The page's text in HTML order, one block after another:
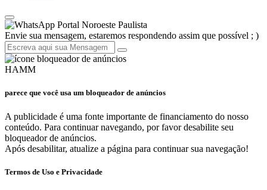
Portal Noroeste Paulista
Envie sua mensagem, estaremos respondendo assim que possível ; )
HAMM
parece que você usa um bloqueador de anúncios
A publicidade é uma fonte importante de financiamento do nosso
conteúdo. Para continuar navegando, por favor desabilite seu
bloqueador de anúncios.
Após desabilitar, atualize a página para continuar sua navegação!
Termos de Uso e Privacidade